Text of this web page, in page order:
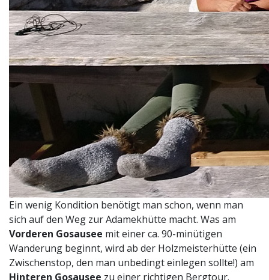
Ein wenig Kondition benötigt man schon, wenn man
sich auf den Weg zur Adamekhütte macht. Was am
Vorderen Gosausee mit einer ca. 90-minütigen
Wanderung beginnt, wird ab der Holzmeisterhütte (ein
Zwischenstop, den man unbedingt einlegen sollte!) am
Hinteren Gosausee zu einer richtigen Bergtour.